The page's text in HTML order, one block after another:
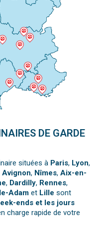
DE GARDE
situées à Paris, Lyon,
Avignon, Nîmes, Aix-en-
, Dardilly, Rennes,
Adam et Lille sont
ends et les jours
charge rapide de votre